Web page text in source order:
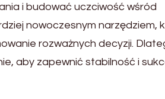
i budować uczciwość wśród
nowoczesnym narzędziem,
rozważnych decyzji.
aby zapewnić stabilność i